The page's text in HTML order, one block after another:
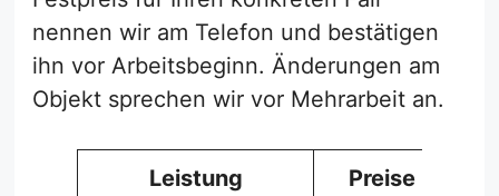
nennen wir am Telefon und bestätigen
ihn vor Arbeitsbeginn. Änderungen am
Objekt sprechen wir vor Mehrarbeit an.
Leistung Preise